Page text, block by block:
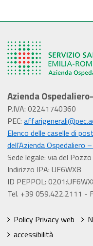
Azienda
P.IVA: 02241740360
PEC:
Elenco delle caselle di
dell’Azienda Ospedaliero
Sede legale: via del
Indirizzo IPA: UF6WX8
ID PEPPOL:
Tel. +39 059.422.2111 -
Policy Privacy web
accessibilità